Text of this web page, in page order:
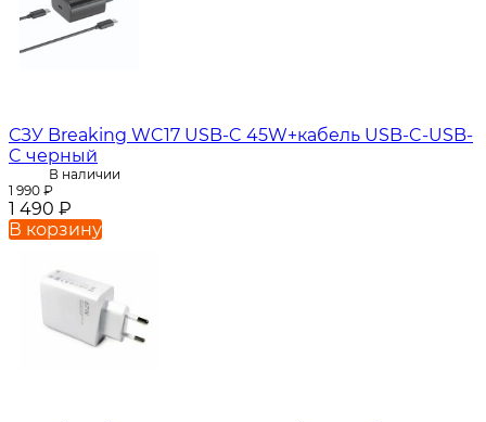
СЗУ Breaking WC17 USB-C 45W+кабель USB-C-USB-
C черный
В наличии
1 990 ₽
1 490 ₽
В корзину